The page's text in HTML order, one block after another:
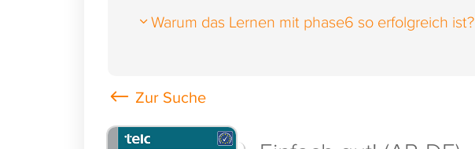
Warum das Lernen mit phase6 so erfolgreich ist?